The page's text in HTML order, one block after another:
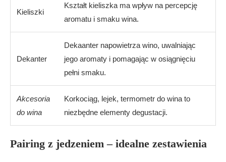
Kieliszki
Kształt kieliszka ma wpływ na percepcję
aromatu i smaku wina.
Dekanter
Dekaanter napowietrza wino, uwalniając
jego aromaty i pomagając w osiągnięciu
pełni smaku.
Akcesoria
do wina
Korkociąg, lejek, termometr do wina to
niezbędne elementy degustacji.
Pairing z jedzeniem – idealne zestawienia